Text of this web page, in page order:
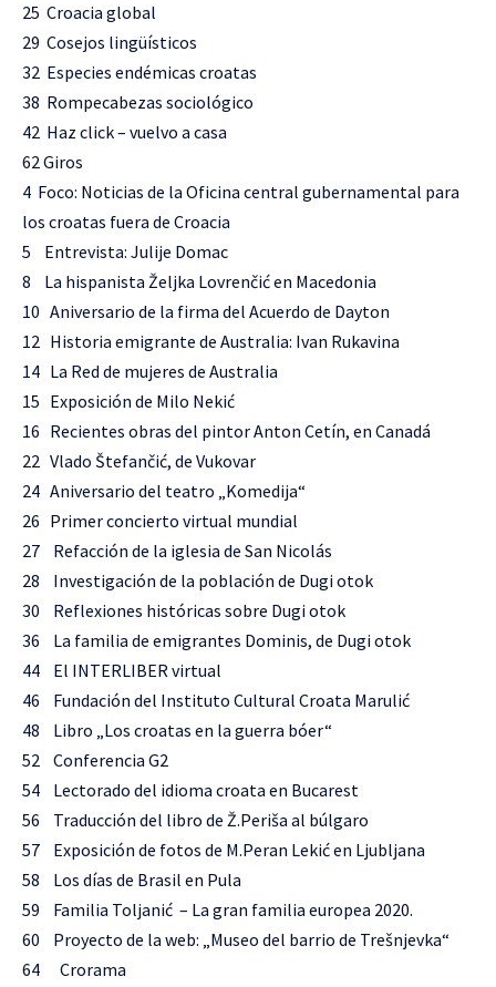
25 Croacia global
29 Cosejos lingüísticos
32 Especies endémicas croatas
38 Rompecabezas sociológico
42 Haz click – vuelvo a casa
62 Giros
4 Foco: Noticias de la Oficina central gubernamental para
los croatas fuera de Croacia
5 Entrevista: Julije Domac
8 La hispanista Željka Lovrenčić en Macedonia
10 Aniversario de la firma del Acuerdo de Dayton
12 Historia emigrante de Australia: Ivan Rukavina
14 La Red de mujeres de Australia
15 Exposición de Milo Nekić
16 Recientes obras del pintor Anton Cetín, en Canadá
22 Vlado Štefančić, de Vukovar
24 Aniversario del teatro „Komedija“
26 Primer concierto virtual mundial
27 Refacción de la iglesia de San Nicolás
28 Investigación de la población de Dugi otok
30 Reflexiones históricas sobre Dugi otok
36 La familia de emigrantes Dominis, de Dugi otok
44 El INTERLIBER virtual
46 Fundación del Instituto Cultural Croata Marulić
48 Libro „Los croatas en la guerra bóer“
52 Conferencia G2
54 Lectorado del idioma croata en Bucarest
56 Traducción del libro de Ž.Periša al búlgaro
57 Exposición de fotos de M.Peran Lekić en Ljubljana
58 Los días de Brasil en Pula
59 Familia Toljanić – La gran familia europea 2020.
60 Proyecto de la web: „Museo del barrio de Trešnjevka“
64 Crorama